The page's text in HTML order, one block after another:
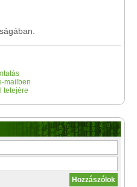
mailben
tetejére